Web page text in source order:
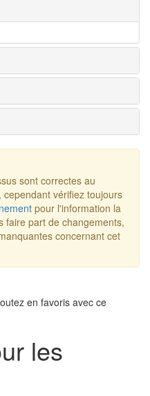
sont correctes au
vérifiez toujours
pour l'information la
faire part de changements,
concernant cet
en favoris avec ce
les